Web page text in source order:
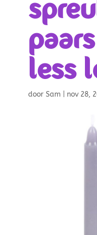
less
door Sam nov 28,